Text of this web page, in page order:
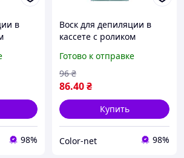
в
Skin
98%
Воск для депиляции в
кассете с роликом
Skin System
Готово к отправке
86.40₴
96 ₴
Купить
Color-net 98%